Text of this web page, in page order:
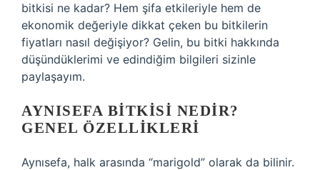
bitkisi ne kadar? Hem şifa etkileriyle hem de
ekonomik değeriyle dikkat çeken bu bitkilerin
fiyatları nasıl değişiyor? Gelin, bu bitki hakkında
düşündüklerimi ve edindiğim bilgileri sizinle
paylaşayım.
AYNISEFA BITKISI NEDIR?
GENEL ÖZELLIKLERI
Aynısefa, halk arasında “marigold” olarak da bilinir.